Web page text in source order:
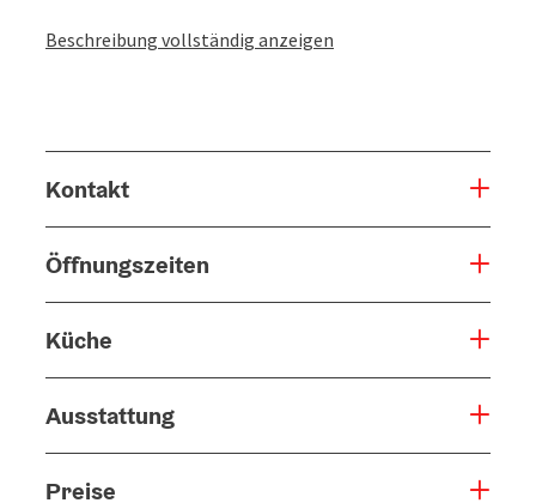
Beschreibung vollständig anzeigen
Kontakt
Öffnungszeiten
Küche
Ausstattung
Preise